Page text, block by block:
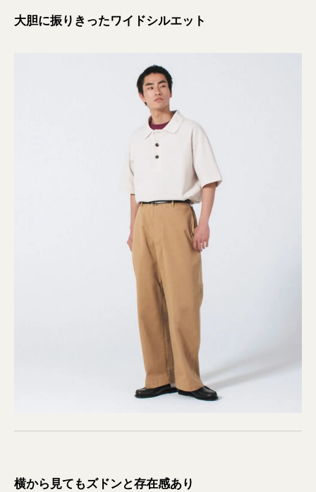
大胆に振りきったワイドシルエット
横から見てもズドンと存在感あり